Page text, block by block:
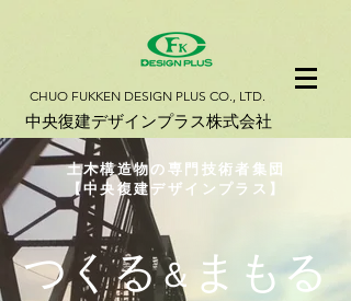
​CHUO FUKKEN DESIGN PLUS CO., LTD.
​中央復建デザインプラス株式会社
土木構造物の専門技術者集団
​【中央復建デザインプラス】
つくる＆ まもる